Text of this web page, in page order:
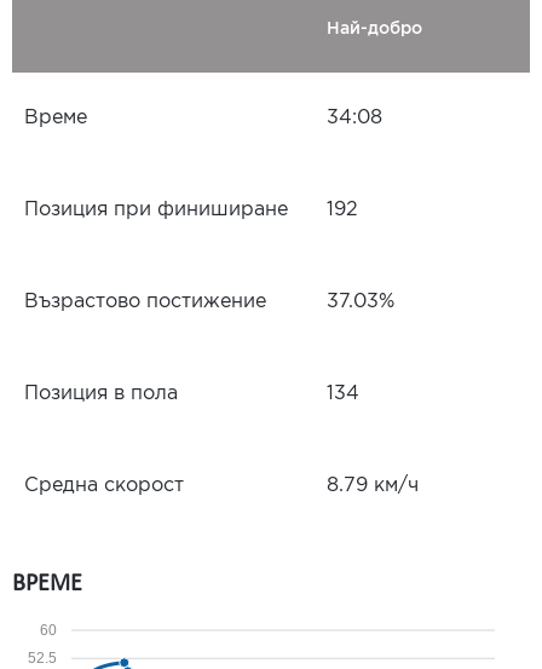
Най-добро
Време 34:08
Позиция при финиширане 192
Възрастово постижение 37.03%
Позиция в пола 134
Средна скорост 8.79 км/ч
ВРЕМЕ
52.5
60